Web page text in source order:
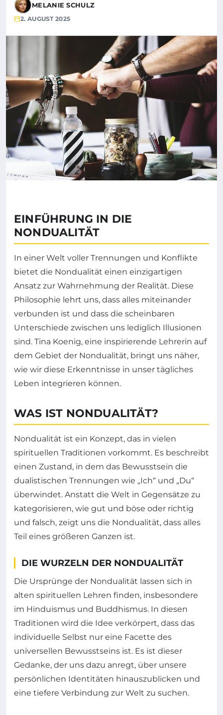
MELANIE SCHULZ
2. AUGUST 2025
EINFÜHRUNG IN DIE
NONDUALITÄT
In einer Welt voller Trennungen und Konflikte
bietet die Nondualität einen einzigartigen
Ansatz zur Wahrnehmung der Realität. Diese
Philosophie lehrt uns, dass alles miteinander
verbunden ist und dass die scheinbaren
Unterschiede zwischen uns lediglich Illusionen
sind. Tina Koenig, eine inspirierende Lehrerin auf
dem Gebiet der Nondualität, bringt uns näher,
wie wir diese Erkenntnisse in unser tägliches
Leben integrieren können.
WAS IST NONDUALITÄT?
Nondualität ist ein Konzept, das in vielen
spirituellen Traditionen vorkommt. Es beschreibt
einen Zustand, in dem das Bewusstsein die
dualistischen Trennungen wie „Ich“ und „Du“
überwindet. Anstatt die Welt in Gegensätze zu
kategorisieren, wie gut und böse oder richtig
und falsch, zeigt uns die Nondualität, dass alles
Teil eines größeren Ganzen ist.
DIE WURZELN DER NONDUALITÄT
Die Ursprünge der Nondualität lassen sich in
alten spirituellen Lehren finden, insbesondere
im Hinduismus und Buddhismus. In diesen
Traditionen wird die Idee verkörpert, dass das
individuelle Selbst nur eine Facette des
universellen Bewusstseins ist. Es ist dieser
Gedanke, der uns dazu anregt, über unsere
persönlichen Identitäten hinauszublicken und
eine tiefere Verbindung zur Welt zu suchen.